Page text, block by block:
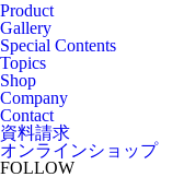
Product
Gallery
Special Contents
Topics
Shop
Company
Contact
資料請求
オンラインショップ
FOLLOW